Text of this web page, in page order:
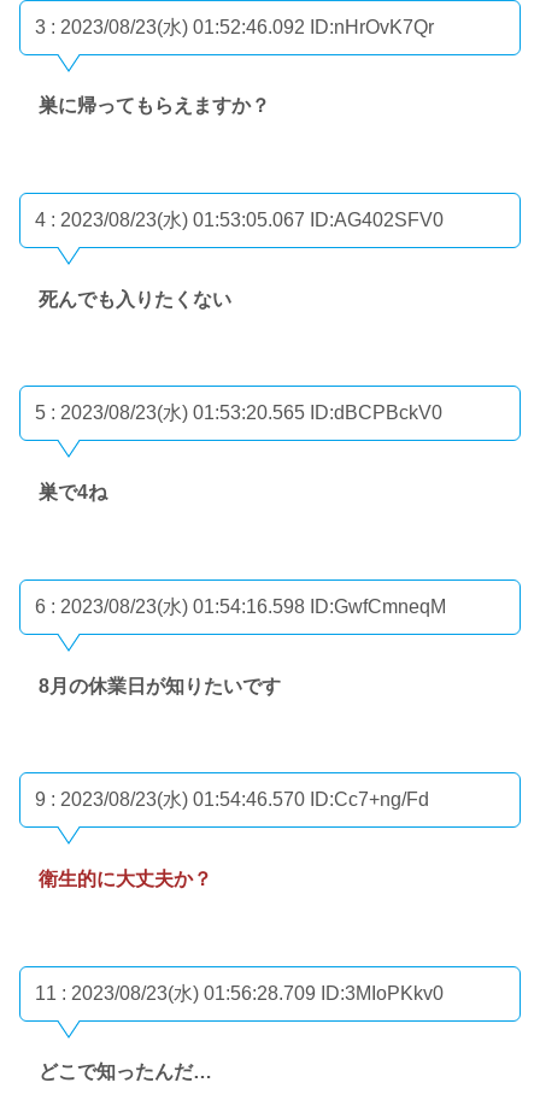
3 : 2023/08/23(水) 01:52:46.092 ID:nHrOvK7Qr
巣に帰ってもらえますか？
4 : 2023/08/23(水) 01:53:05.067 ID:AG402SFV0
死んでも入りたくない
5 : 2023/08/23(水) 01:53:20.565 ID:dBCPBckV0
巣で4ね
6 : 2023/08/23(水) 01:54:16.598 ID:GwfCmneqM
8月の休業日が知りたいです
9 : 2023/08/23(水) 01:54:46.570 ID:Cc7+ng/Fd
衛生的に大丈夫か？
11 : 2023/08/23(水) 01:56:28.709 ID:3MIoPKkv0
どこで知ったんだ…